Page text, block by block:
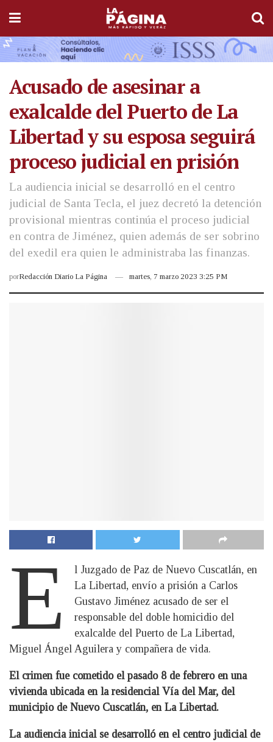
Acusado de asesinar a
exalcalde del Puerto de La
Libertad y su esposa seguirá
proceso judicial en prisión
La audiencia inicial se desarrolló en el centro
judicial de Santa Tecla, el juez decretó la detención
provisional mientras continúa el proceso judicial
en contra de Jiménez, quien además de ser sobrino
del exedil era quien le administraba las finanzas.
porRedacción Diario La Página martes, 7 marzo 2023 3:25 PM
E
l Juzgado de Paz de Nuevo Cuscatlán, en
La Libertad, envío a prisión a Carlos
Gustavo Jiménez acusado de ser el
responsable del doble homicidio del
exalcalde del Puerto de La Libertad,
Miguel Ángel Aguilera y compañera de vida.
El crimen fue cometido el pasado 8 de febrero en una
vivienda ubicada en la residencial Vía del Mar, del
municipio de Nuevo Cuscatlán, en La Libertad.
La audiencia inicial se desarrolló en el centro judicial de